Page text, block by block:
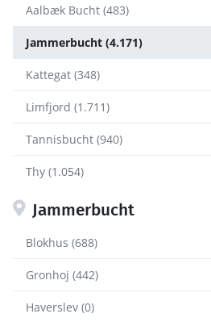
Aalbæk Bucht (483)
Jammerbucht (4.171)
Kattegat (348)
Limfjord (1.711)
Tannisbucht (940)
Thy (1.054)
Jammerbucht
Blokhus (688)
Gronhoj (442)
Haverslev (0)